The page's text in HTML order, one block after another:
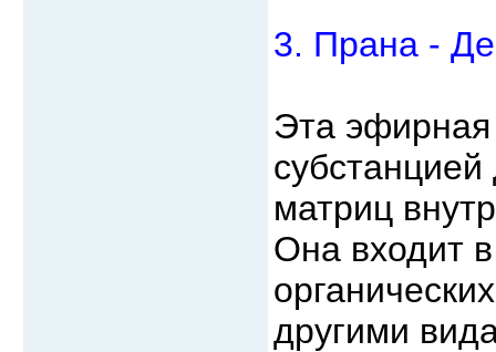
3. Прана -
Эта эфирная
матриц
Она входит
другими